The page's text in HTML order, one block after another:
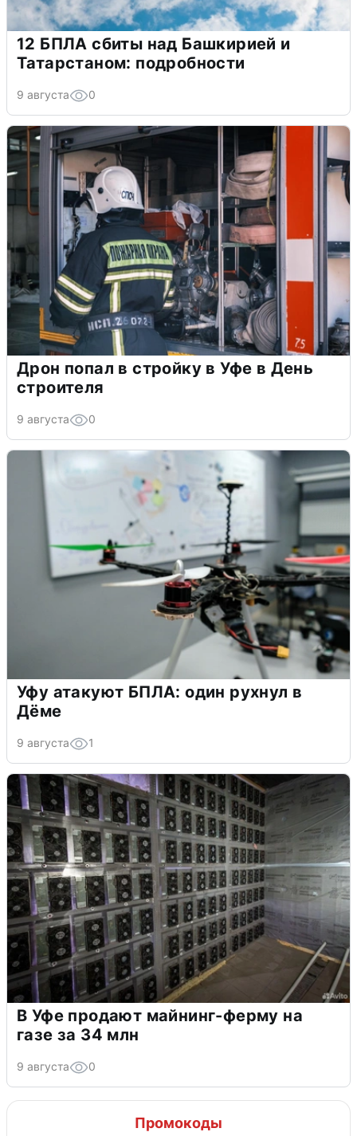
12 БПЛА сбиты над Башкирией и
Татарстаном: подробности
9 августа 0
Дрон попал в стройку в Уфе в День
строителя
9 августа 0
Уфу атакуют БПЛА: один рухнул в
Дёме
9 августа 1
В Уфе продают майнинг-ферму на
газе за 34 млн
9 августа 0
Промокоды